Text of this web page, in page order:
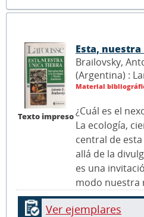
Texto impreso
Esta,
Brailovsky,
(Argentina) :
Material
¿Cuál es el
La ecología,
central de
allá de la
es una
modo nuestra
Ver ejemplares